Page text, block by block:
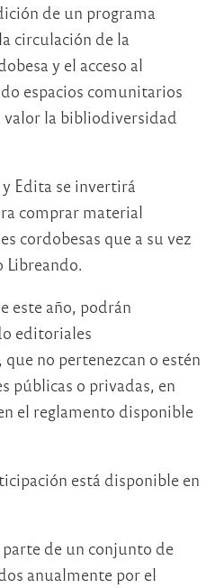
de un programa
circulación de la
y el acceso al
espacios comunitarios
valor la bibliodiversidad
Edita se invertirá
comprar material
cordobesas que a su vez
Libreando.
este año, podrán
editoriales
no pertenezcan o estén
públicas o privadas, en
el reglamento disponible
está disponible en
parte de un conjunto de
anualmente por el